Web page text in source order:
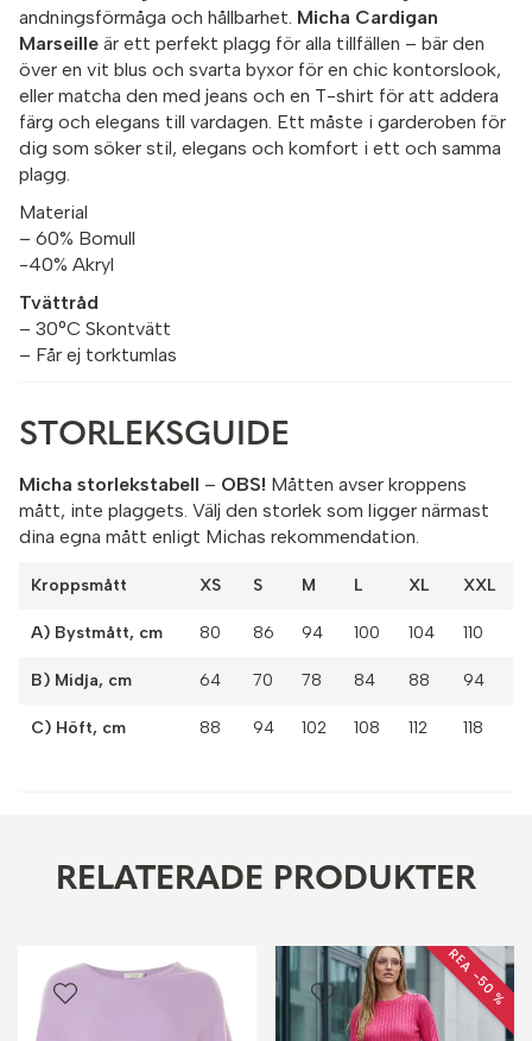
andningsförmåga och hållbarhet. Micha Cardigan
Marseille är ett perfekt plagg för alla tillfällen – bär den
över en vit blus och svarta byxor för en chic kontorslook,
eller matcha den med jeans och en T-shirt för att addera
färg och elegans till vardagen. Ett måste i garderoben för
dig som söker stil, elegans och komfort i ett och samma
plagg.
Material
– 60% Bomull
-40% Akryl
Tvättråd
– 30°C Skontvätt
– Får ej torktumlas
STORLEKSGUIDE
Micha storlekstabell – OBS! Måtten avser kroppens
mått, inte plaggets. Välj den storlek som ligger närmast
dina egna mått enligt Michas rekommendation.
Kroppsmått XS S M L XL XXL
A) Bystmått, cm 80 86 94 100 104 110
B) Midja, cm 64 70 78 84 88 94
C) Höft, cm 88 94 102 108 112 118
RELATERADE PRODUKTER
REA −50 %